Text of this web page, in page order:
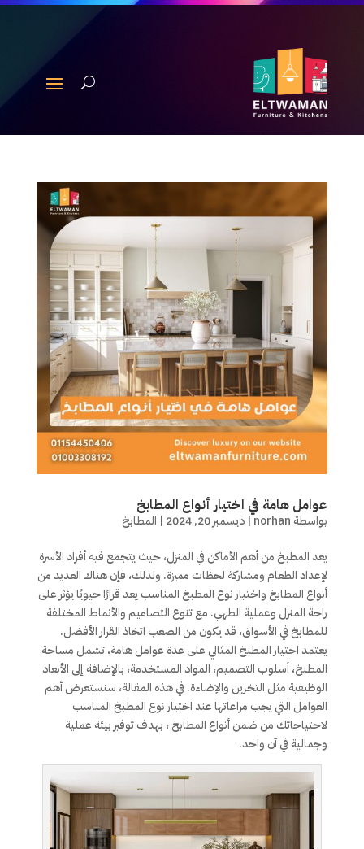
عوامل هامة في اختيار أنواع المطابخ
بواسطة norhan
| ديسمبر 20, 2024 | المطابخ
يعد المطبخ من أهم الأماكن في المنزل، حيث يتجمع فيه أفراد الأسرة
لإعداد الطعام ومشاركة لحظات مميزة. ولذلك، فإن هناك العديد من
أنواع المطابخ واختيار نوع المطبخ المناسب يعد قرارًا حيويًا يؤثر على
راحة المنزل وعملية الطهي. مع تنوع التصاميم والأنماط المختلفة
للمطابخ في الأسواق، قد يكون من الصعب اتخاذ القرار الأفضل.
يعتمد اختيار المطبخ المثالي على عدة عوامل هامة، تشمل مساحة
المطبخ، أسلوب التصميم، المواد المستخدمة، بالإضافة إلى الأبعاد
الوظيفية مثل التخزين والإضاءة. في هذه المقالة، سنستعرض أهم
العوامل التي يجب مراعاتها عند اختيار نوع المطبخ المناسب
لاحتياجاتك من ضمن أنواع المطابخ ، بهدف توفير بيئة عملية
وجمالية في آن واحد.